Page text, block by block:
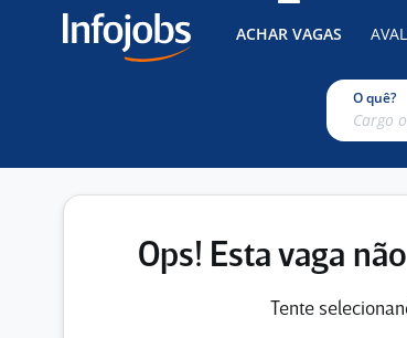
ACHAR VAGAS
O quê?
Ops! Esta vaga
Tente